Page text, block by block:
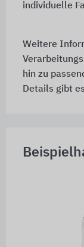
individuelle
Weitere
hin zu
Details gibt